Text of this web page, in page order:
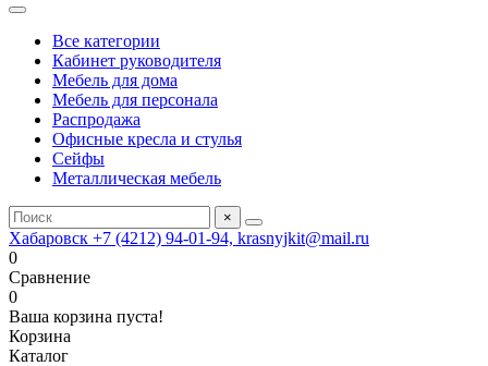
Все категории
Кабинет руководителя
Мебель для дома
Мебель для персонала
Распродажа
Офисные кресла и стулья
Сейфы
Металлическая мебель
×
Хабаровск +7 (4212) 94-01-94, krasnyjkit@mail.ru
0
Сравнение
0
Ваша корзина пуста!
Корзина
Каталог